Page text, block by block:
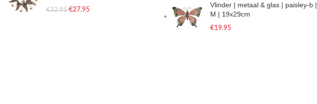
€32.95 €27.95
Vlinder | metaal & glas | paisley-b |
M | 19x29cm
€19.95